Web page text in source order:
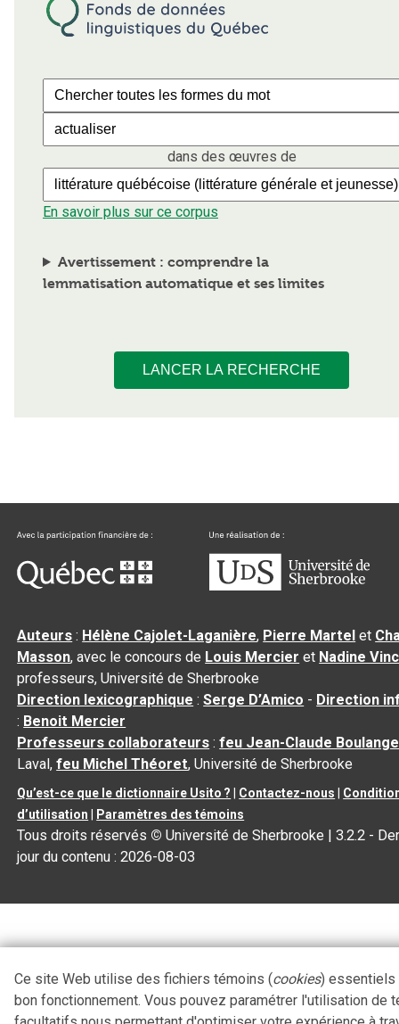
dans des œuvres de
En savoir plus sur ce corpus
Avertissement : comprendre la
lemmatisation automatique et ses limites
LANCER LA RECHERCHE
Auteurs : Hélène Cajolet-Laganière, Pierre Martel et
Masson, avec le concours de Louis Mercier et Nadine
professeurs, Université de Sherbrooke
Direction lexicographique :Serge D’Amico - Direction
: Benoit Mercier
Professeurs collaborateurs :feu Jean-Claude
Laval,feu Michel Théoret, Université de Sherbrooke
Qu’est-ce que le dictionnaire Usito ? Contactez-nous
d’utilisation
Paramètres des témoins
Tous droits réservés © Université de Sherbrooke |3.2.2 -
jour du contenu :2026-08-03
Ce site Web utilise des fichiers témoins (cookies) essentiels
bon fonctionnement. Vous pouvez paramétrer l'utilisation de